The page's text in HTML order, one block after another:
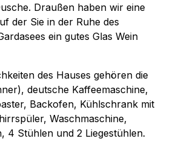
Draußen haben wir eine
der Sie in der Ruhe des
ein gutes Glas Wein
des Hauses gehören die
deutsche Kaffeemaschine,
Backofen, Kühlschrank mit
Waschmaschine,
4 Stühlen und 2 Liegestühlen.